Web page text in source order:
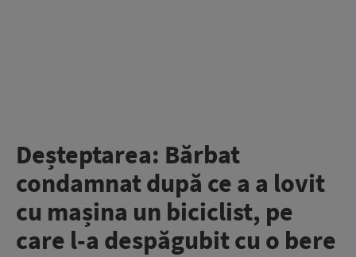
Deșteptarea: Bărbat
condamnat după ce a a lovit
cu mașina un biciclist, pe
care l-a despăgubit cu o bere